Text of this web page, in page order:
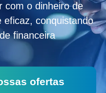
com o dinheiro de
conquistando
financeira
ofertas